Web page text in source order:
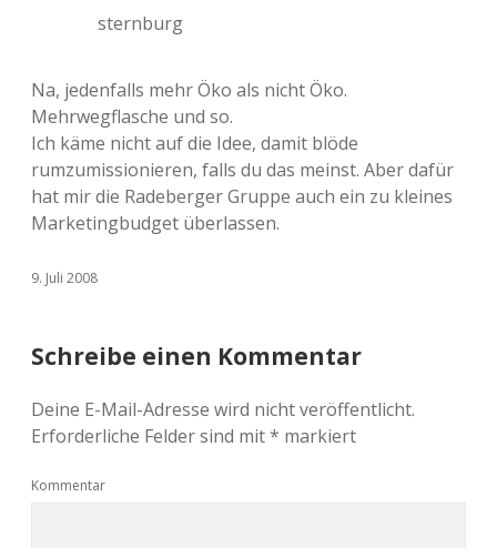
sternburg
Na, jedenfalls mehr Öko als nicht Öko.
Mehrwegflasche und so.
Ich käme nicht auf die Idee, damit blöde
rumzumissionieren, falls du das meinst. Aber dafür
hat mir die Radeberger Gruppe auch ein zu kleines
Marketingbudget überlassen.
9. Juli 2008
Schreibe einen Kommentar
Deine E-Mail-Adresse wird nicht veröffentlicht.
Erforderliche Felder sind mit* markiert
Kommentar